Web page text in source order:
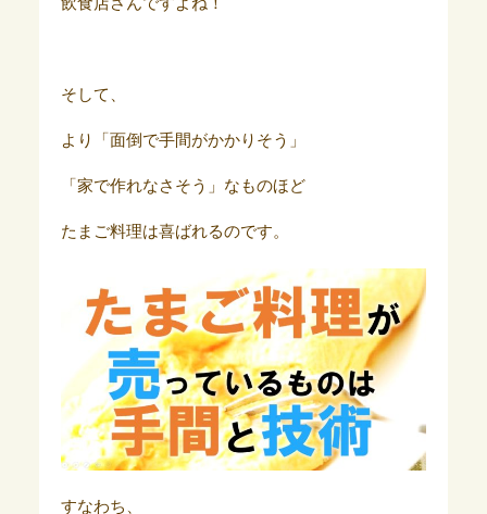
そして、
より「面倒で手間がかかりそう」
「家で作れなさそう」なものほど
たまご料理は喜ばれるのです。
すなわち、